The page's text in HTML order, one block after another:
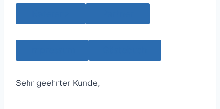
Sehr geehrter Kunde,